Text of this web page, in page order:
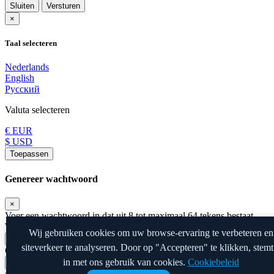
Sluiten
Versturen
×
Taal selecteren
Nederlands
English
Русский
Valuta selecteren
€ EUR
$ USD
Toepassen
Genereer wachtwoord
×
Voer een wachtwoord in dat uit 8 tot maximaal 64 tekens bestaat.
Wachtwoord Lengte
Gegenereerd Wachtwoord
Wij gebruiken cookies om uw browse-ervaring te verbeteren en
siteverkeer te analyseren. Door op "Accepteren" te klikken,
in met ons gebruik van cookies. Cookiebeleid